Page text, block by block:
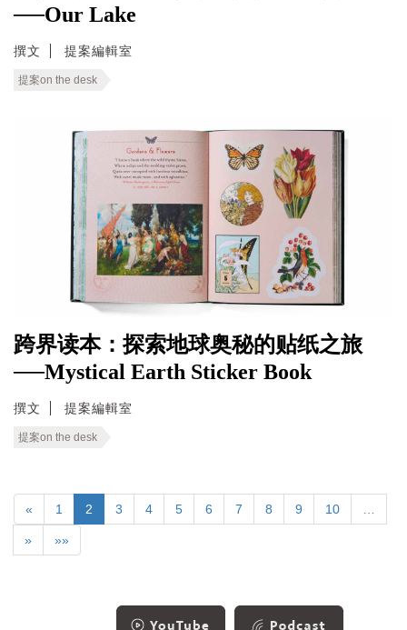
──Our Lake
撰文 提案編輯室
提案on the desk
跨界读本：探索地球奥秘的贴纸之旅
──Mystical Earth Sticker Book
撰文 提案編輯室
提案on the desk
« 1 2 3 4 5 6 7 8 9 10
» »»